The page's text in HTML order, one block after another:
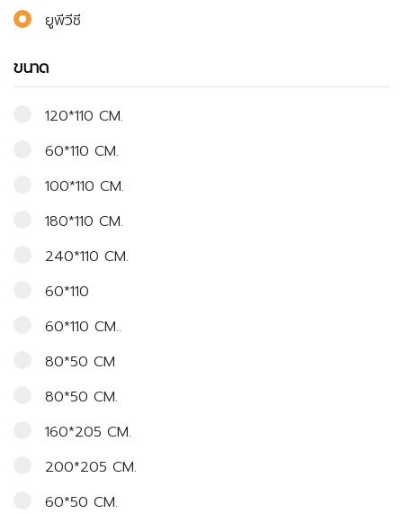
ยูพีวีซี
ขนาด
120*110 CM.
60*110 CM.
100*110 CM.
180*110 CM.
240*110 CM.
60*110
60*110 CM..
80*50 CM
80*50 CM.
160*205 CM.
200*205 CM.
60*50 CM.